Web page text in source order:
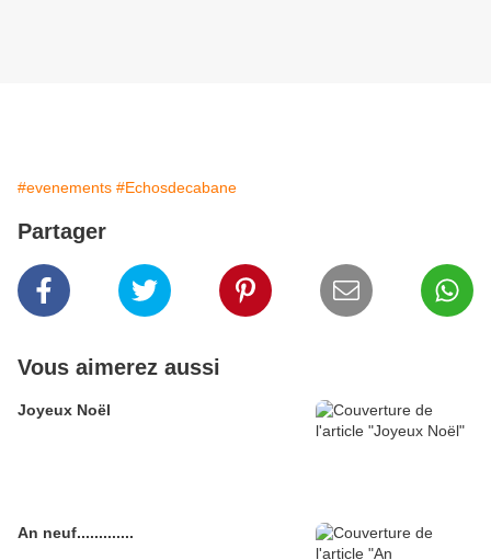
#evenements #Echosdecabane
Partager
Vous aimerez aussi
Joyeux Noël
An neuf.............